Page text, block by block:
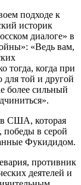
подходе к
историк
диалоге» в
«Ведь вам,
тогда, когда при
той и другой
более сильный
США, которая
победы в серой
Фукидидом.
противник
деятелей и